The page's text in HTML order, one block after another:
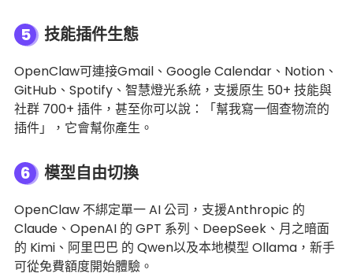
5 技能插件生態
OpenClaw可連接Gmail、Google Calendar、Notion、
GitHub、Spotify、智慧燈光系統，支援原生 50+ 技能與
社群 700+ 插件，甚至你可以說：「幫我寫一個查物流的
插件」，它會幫你產生。
6 模型自由切換
OpenClaw 不綁定單一 AI 公司，支援Anthropic 的
Claude、OpenAI 的 GPT 系列、DeepSeek、月之暗面
的 Kimi、阿里巴巴 的 Qwen以及本地模型 Ollama，新手
可從免費額度開始體驗。